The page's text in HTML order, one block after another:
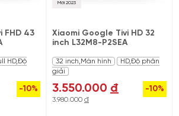
FHD 43
HD,Độ
-10%
Mới 2023
Xiaomi Google Tivi HD 32
inch L32M8-P2SEA
32 inch,Màn hình
HD,Độ phân
giải
3.550.000 đ -10%
3.980.000 đ